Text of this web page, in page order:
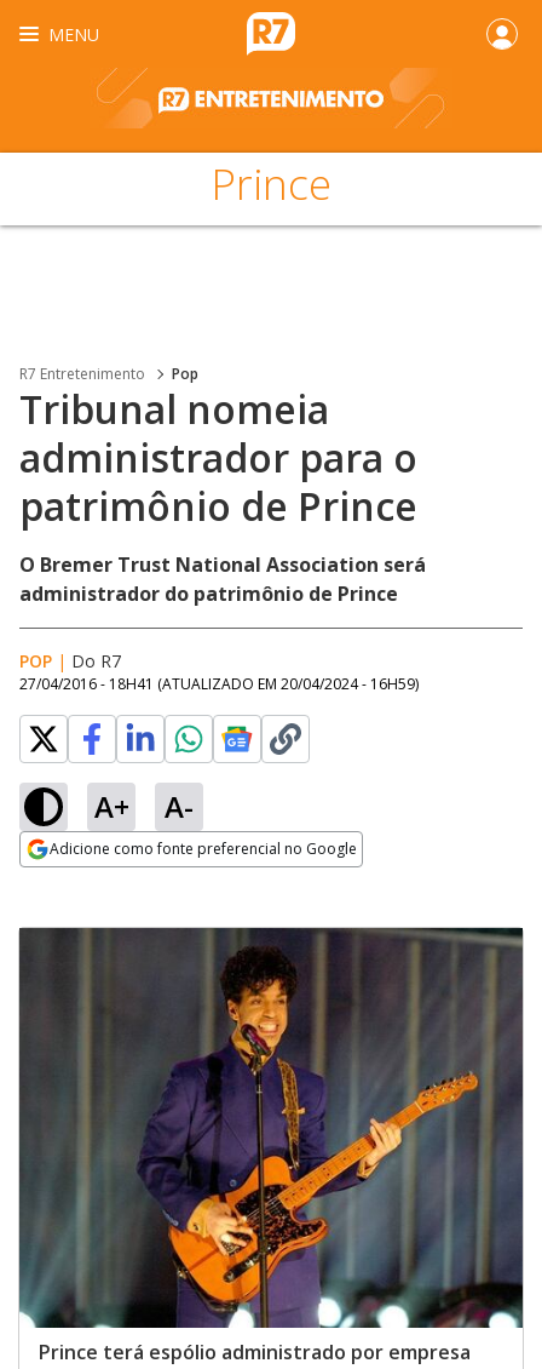
MENU
Prince
R7 Entretenimento Pop
Tribunal nomeia
administrador para o
patrimônio de Prince
O Bremer Trust National Association será
administrador do patrimônio de Prince
POP | Do R7
27/04/2016 - 18H41 (ATUALIZADO EM 20/04/2024 - 16H59)
A+ A-
Adicione como fonte preferencial no Google
Prince terá espólio administrado por empresa